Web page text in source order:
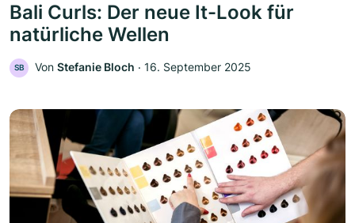
Bali Curls: Der neue It-Look für
natürliche Wellen
SB Von Stefanie Bloch ‧ 16. September 2025